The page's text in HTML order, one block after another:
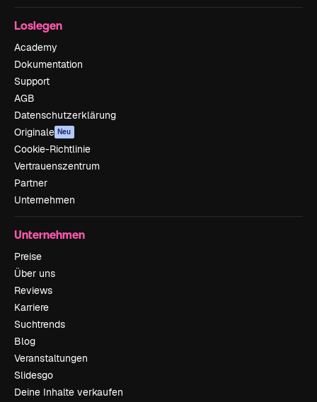
Loslegen
Academy
Dokumentation
Support
AGB
Datenschutzerklärung
Originale Neu
Cookie-Richtlinie
Vertrauenszentrum
Partner
Unternehmen
Unternehmen
Preise
Über uns
Reviews
Karriere
Suchtrends
Blog
Veranstaltungen
Slidesgo
Deine Inhalte verkaufen